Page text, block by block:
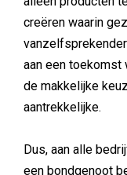
creëren waarin
aan een toekomst
de makkelijke
aantrekkelijke.
Dus, aan alle
een bondgenoot